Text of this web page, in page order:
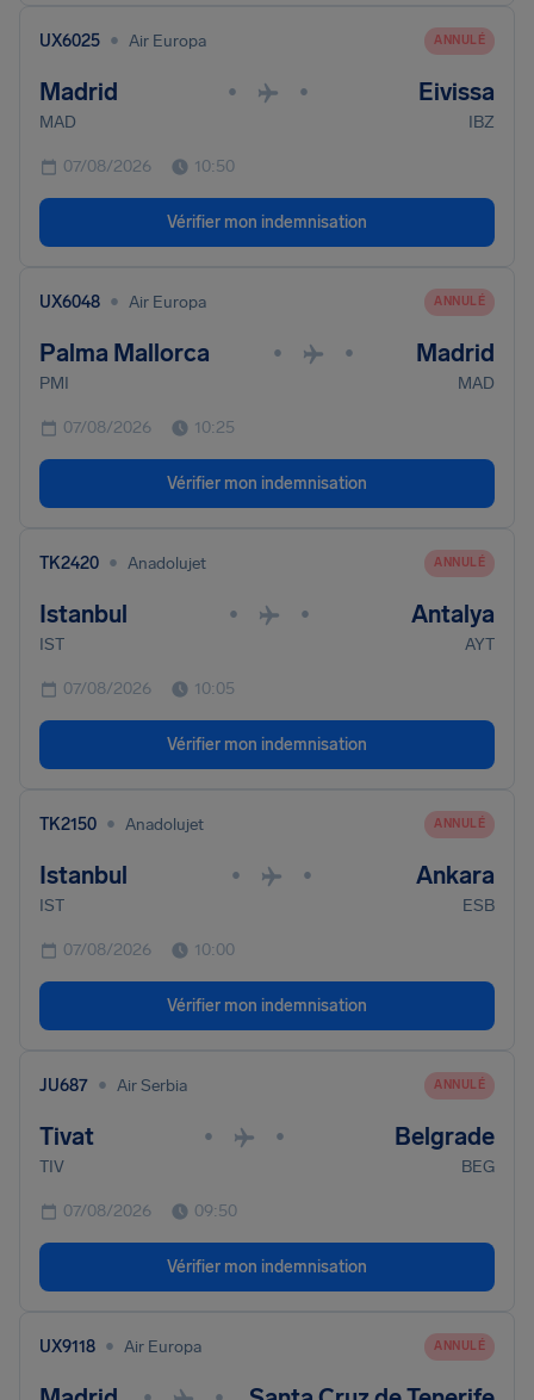
UX6025 • Air Europa ANNULÉ
Madrid • • Eivissa
MAD IBZ
07/08/2026 10:50
Vérifier mon indemnisation
UX6048 • Air Europa ANNULÉ
Palma Mallorca • • Madrid
PMI MAD
07/08/2026 10:25
Vérifier mon indemnisation
TK2420 • Anadolujet ANNULÉ
Istanbul • • Antalya
IST AYT
07/08/2026 10:05
Vérifier mon indemnisation
TK2150 • Anadolujet ANNULÉ
Istanbul • • Ankara
IST ESB
07/08/2026 10:00
Vérifier mon indemnisation
JU687 • Air Serbia ANNULÉ
Tivat • • Belgrade
TIV BEG
07/08/2026 09:50
Vérifier mon indemnisation
UX9118 • Air Europa ANNULÉ